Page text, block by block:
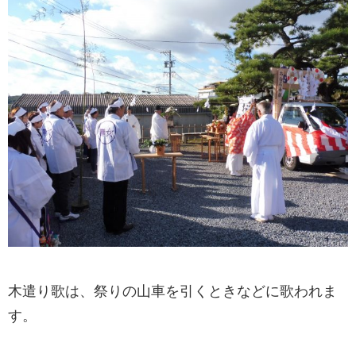
木遣り歌は、祭りの山車を引くときなどに歌われま
す。